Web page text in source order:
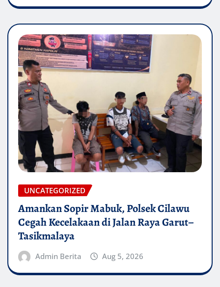
UNCATEGORIZED
Amankan Sopir Mabuk, Polsek Cilawu
Cegah Kecelakaan di Jalan Raya Garut–
Tasikmalaya
Admin Berita Aug 5, 2026